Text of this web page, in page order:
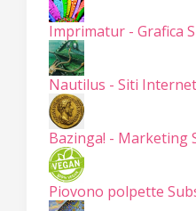
Imprimatur - Grafica
Nautilus - Siti Internet
Bazinga! - Marketing
Piovono polpette